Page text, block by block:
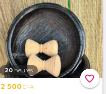
favorite_border
20 heures
2 500CFA